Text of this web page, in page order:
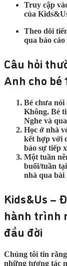
Truy cập
của
Theo dõi
qua báo
Câu hỏi
Anh cho bé
Bé chưa nói
Không. Bé
Nghe và
Học ở nhà
kết hợp với
bảo sự tiếp
Một tuần
buổi/tuần
nhà qua bài
Kids&Us –
hành trình
đầu đời
Chúng tôi tin
những tương tác